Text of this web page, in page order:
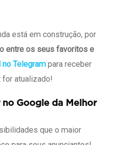
está em construção, por
entre os seus favoritos e
Telegram para receber
atualizado!
Google da Melhor
que o maior